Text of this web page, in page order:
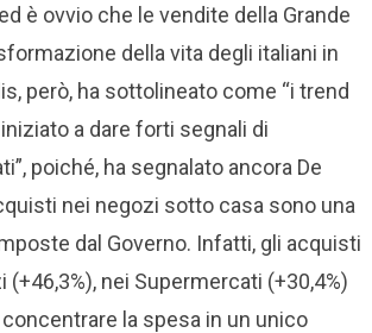
è ovvio che le vendite della Grande
della vita degli italiani in
però, ha sottolineato come “i trend
a dare forti segnali di
poiché, ha segnalato ancora De
nei negozi sotto casa sono una
dal Governo. Infatti, gli acquisti
nei Supermercati (+30,4%)
la spesa in un unico